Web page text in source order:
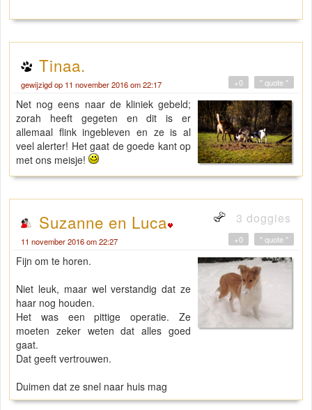
Tinaa.
gewijzigd op 11 november 2016 om 22:17 " quote "
+0
Net nog eens naar de kliniek gebeld;
zorah heeft gegeten en dit is er
allemaal flink ingebleven en ze is al
veel alerter! Het gaat de goede kant op
met ons meisje!
Suzanne en Luca 3 doggies
11 november 2016 om 22:27 " quote "
+0
Fijn om te horen.
Niet leuk, maar wel verstandig dat ze
haar nog houden.
Het was een pittige operatie. Ze
moeten zeker weten dat alles goed
gaat.
Dat geeft vertrouwen.
Duimen dat ze snel naar huis mag